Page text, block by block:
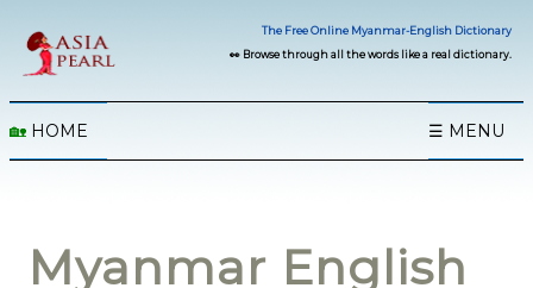
The Free Online Myanmar-English Dictionary
👀 Browse through all the words like a real dictionary.
🏡 HOME ☰ MENU
Myanmar English